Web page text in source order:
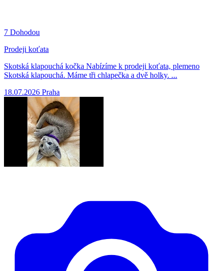
7 Dohodou
Prodeji koťata
Skotská klapouchá kočka Nabízíme k prodeji koťata, plemeno
Skotská klapouchá. Máme tři chlapečka a dvě holky. ...
18.07.2026 Praha